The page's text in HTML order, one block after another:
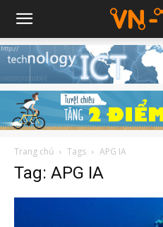
Trang chủ Tags APG IA
Tag: APG IA